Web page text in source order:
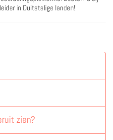
in Duitstalige landen!
zien?